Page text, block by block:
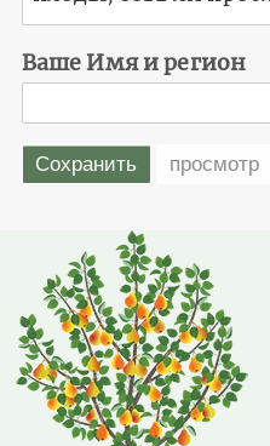
Ваше Имя и регион